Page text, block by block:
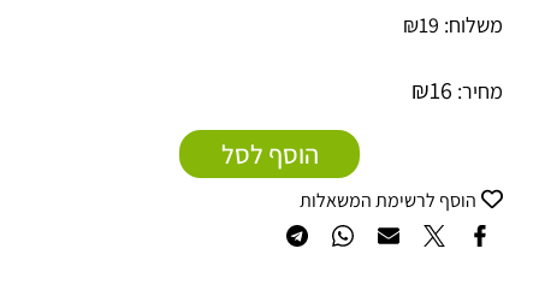
משלוח: ₪19
מחיר: ₪16
הוסף לסל
הוסף לרשימת המשאלות